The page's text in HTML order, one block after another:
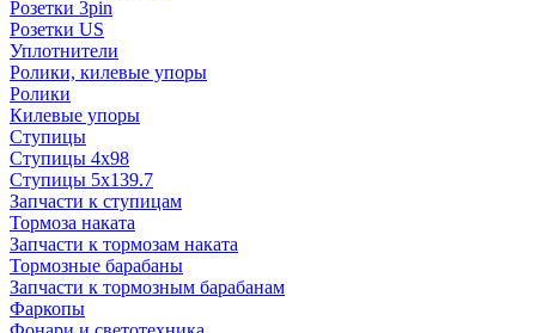
Розетки 3pin
Розетки US
Уплотнители
Ролики, килевые упоры
Ролики
Килевые упоры
Ступицы
Ступицы 4x98
Ступицы 5x139.7
Запчасти к ступицам
Тормоза наката
Запчасти к тормозам наката
Тормозные барабаны
Запчасти к тормозным барабанам
Фаркопы